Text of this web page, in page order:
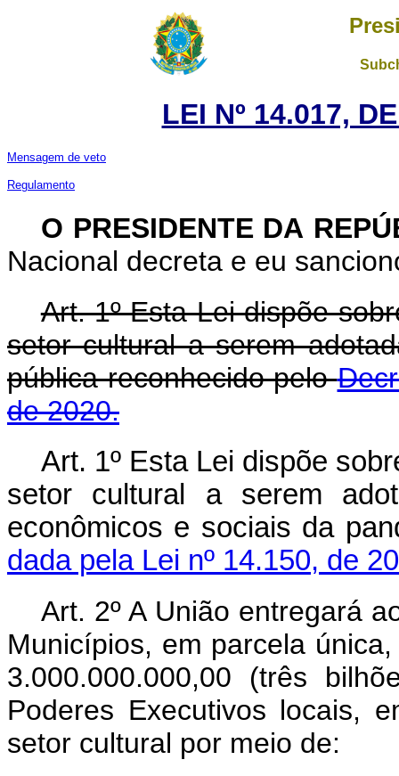
LEI Nº 14.017,
Mensagem de veto
Regulamento
O PRESIDENTE DA
Nacional decreta e eu
Art. 1º Esta Lei dispõe
setor cultural a serem
pública reconhecido pelo
de 2020.
Art. 1º Esta Lei dispõe
setor cultural a serem
econômicos e sociais da
dada pela Lei nº 14.150, de
Art. 2º A União entregará
Municípios, em parcela
3.000.000.000,00 (três
Poderes Executivos locais,
setor cultural por meio de: